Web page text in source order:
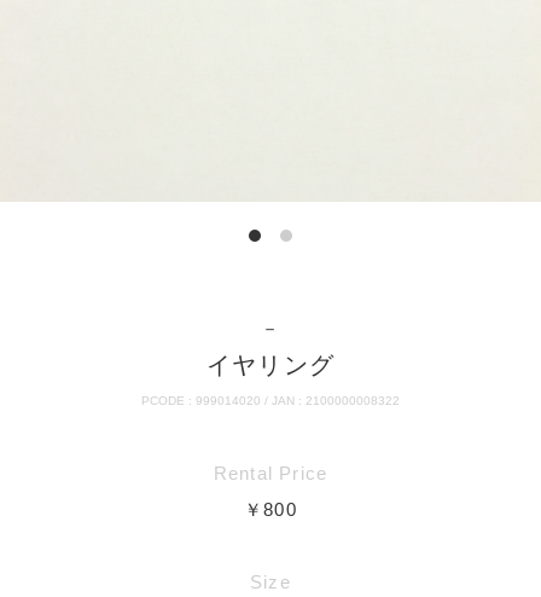
－
イヤリング
PCODE : 999014020 / JAN : 2100000008322
Rental Price
￥800
Size